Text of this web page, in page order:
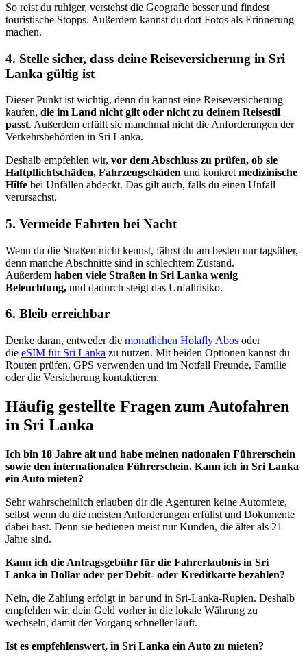
So reist du ruhiger, verstehst die Geografie besser und findest
touristische Stopps. Außerdem kannst du dort Fotos als Erinnerung
machen.
4. Stelle sicher, dass deine Reiseversicherung in Sri
Lanka gültig ist
Dieser Punkt ist wichtig, denn du kannst eine Reiseversicherung
kaufen, die im Land nicht gilt oder nicht zu deinem Reisestil
passt. Außerdem erfüllt sie manchmal nicht die Anforderungen der
Verkehrsbehörden in Sri Lanka.
Deshalb empfehlen wir, vor dem Abschluss zu prüfen, ob sie
Haftpflichtschäden, Fahrzeugschäden und konkret medizinische
Hilfe bei Unfällen abdeckt. Das gilt auch, falls du einen Unfall
verursachst.
5. Vermeide Fahrten bei Nacht
Wenn du die Straßen nicht kennst, fährst du am besten nur tagsüber,
denn manche Abschnitte sind in schlechtem Zustand.
Außerdem haben viele Straßen in Sri Lanka wenig
Beleuchtung, und dadurch steigt das Unfallrisiko.
6. Bleib erreichbar
Denke daran, entweder die monatlichen Holafly Abos oder
die eSIM für Sri Lanka zu nutzen. Mit beiden Optionen kannst du
Routen prüfen, GPS verwenden und im Notfall Freunde, Familie
oder die Versicherung kontaktieren.
Häufig gestellte Fragen zum Autofahren
in Sri Lanka
Ich bin 18 Jahre alt und habe meinen nationalen Führerschein
sowie den internationalen Führerschein. Kann ich in Sri Lanka
ein Auto mieten?
Sehr wahrscheinlich erlauben dir die Agenturen keine Automiete,
selbst wenn du die meisten Anforderungen erfüllst und Dokumente
dabei hast. Denn sie bedienen meist nur Kunden, die älter als 21
Jahre sind.
Kann ich die Antragsgebühr für die Fahrerlaubnis in Sri
Lanka in Dollar oder per Debit- oder Kreditkarte bezahlen?
Nein, die Zahlung erfolgt in bar und in Sri-Lanka-Rupien. Deshalb
empfehlen wir, dein Geld vorher in die lokale Währung zu
wechseln, damit der Vorgang schneller läuft.
Ist es empfehlenswert, in Sri Lanka ein Auto zu mieten?